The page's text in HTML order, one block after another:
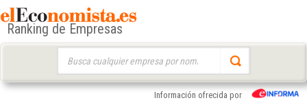
Ranking de Empresas
Información ofrecida por